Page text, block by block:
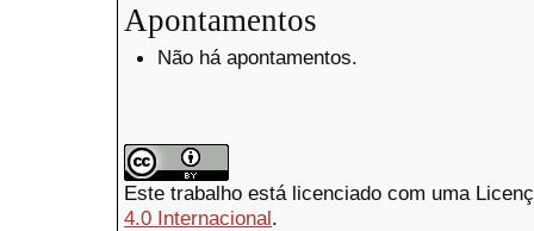
Apontamentos
Não há apontamentos.
Este trabalho está licenciado com uma
4.0 Internacional.